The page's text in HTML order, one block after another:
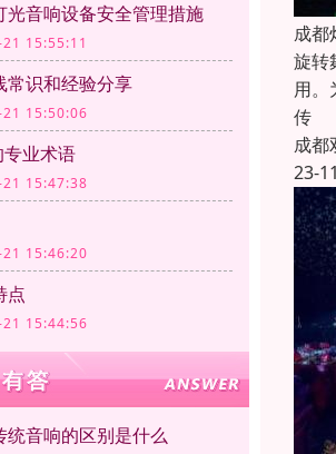
光音响设备安全管理措施
15:55:11
常识和经验分享
15:50:06
业术语
15:47:38
15:46:20
点
15:44:56
音响的区别是什么
成都
旋转
用。
传
成都
23-